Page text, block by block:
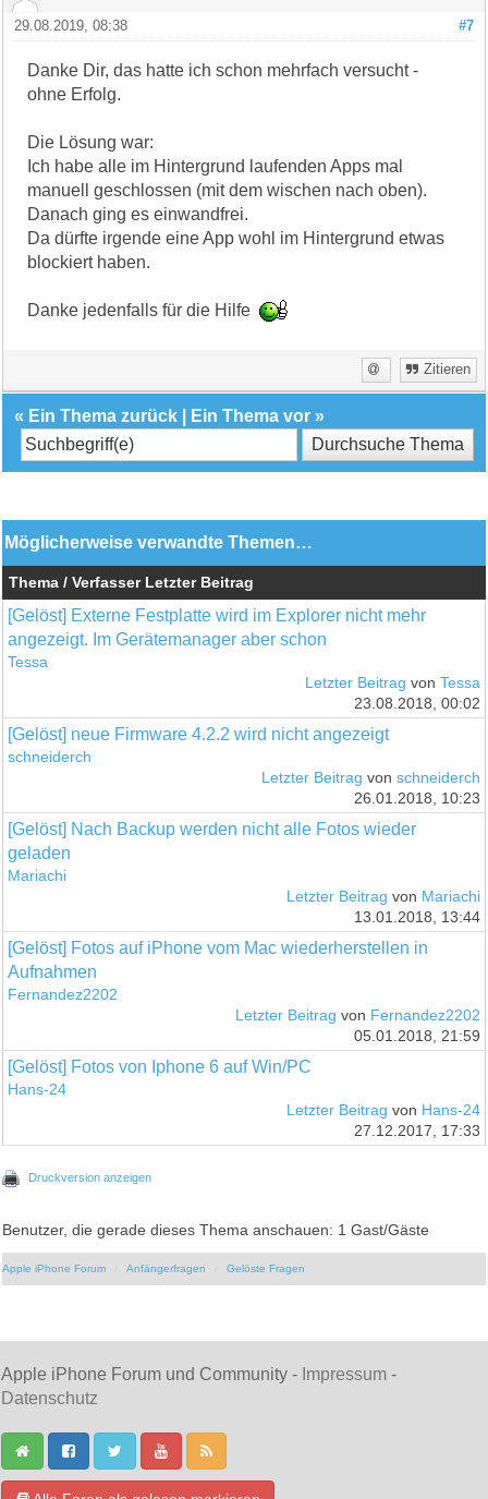
#7
29.08.2019, 08:38
Danke Dir, das hatte ich schon mehrfach versucht -
ohne Erfolg.
Die Lösung war:
Ich habe alle im Hintergrund laufenden Apps mal
manuell geschlossen (mit dem wischen nach oben).
Danach ging es einwandfrei.
Da dürfte irgende eine App wohl im Hintergrund etwas
blockiert haben.
Danke jedenfalls für die Hilfe
Zitieren
« Ein Thema zurück Ein Thema vor »
Möglicherweise verwandte Themen…
Thema / Verfasser Letzter Beitrag
[Gelöst] Externe Festplatte wird im Explorer nicht mehr
angezeigt. Im Gerätemanager aber schon
Tessa
Letzter Beitrag von Tessa
23.08.2018, 00:02
[Gelöst] neue Firmware 4.2.2 wird nicht angezeigt
schneiderch
Letzter Beitrag von schneiderch
26.01.2018, 10:23
[Gelöst] Nach Backup werden nicht alle Fotos wieder
geladen
Mariachi
Letzter Beitrag von Mariachi
13.01.2018, 13:44
[Gelöst] Fotos auf iPhone vom Mac wiederherstellen in
Aufnahmen
Fernandez2202
Letzter Beitrag von Fernandez2202
05.01.2018, 21:59
[Gelöst] Fotos von Iphone 6 auf Win/PC
Hans-24
Letzter Beitrag von Hans-24
27.12.2017, 17:33
Druckversion anzeigen
Benutzer, die gerade dieses Thema anschauen: 1 Gast/Gäste
Apple iPhone Forum Anfängerfragen Gelöste Fragen
Apple iPhone Forum und Community - Impressum -
Datenschutz